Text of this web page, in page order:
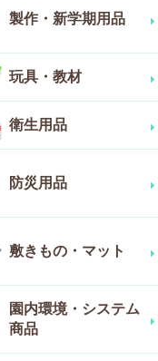
製作・新学期用品
玩具・教材
衛生用品
防災用品
敷きもの・マット
園内環境・システム
商品